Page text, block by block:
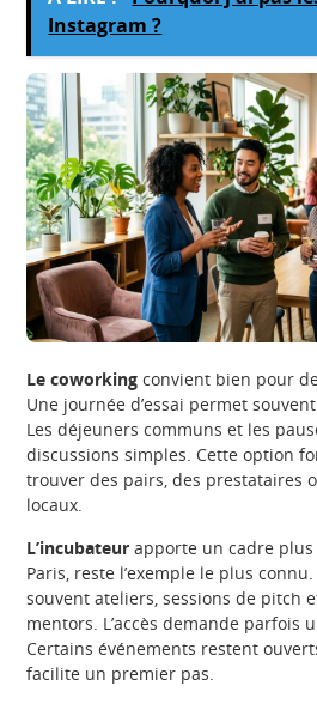
Instagram ?
Le coworking convient bien pour
Une journée d’essai permet
Les déjeuners communs et les
discussions simples. Cette option
trouver des pairs, des prestataires
locaux.
L’incubateur apporte un cadre
Paris, reste l’exemple le plus
souvent ateliers, sessions de pitch
mentors. L’accès demande parfois
Certains événements restent
facilite un premier pas.